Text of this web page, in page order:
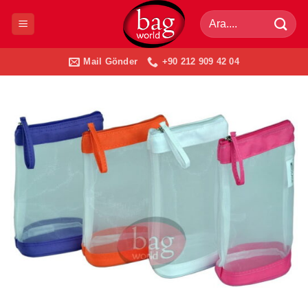
Ara:
Mail Gönder +90 212 909 42 04